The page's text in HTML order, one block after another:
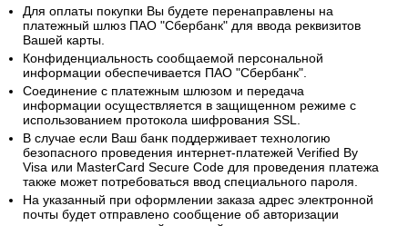
Для оплаты покупки Вы будете перенаправлены на
платежный шлюз ПАО "Сбербанк" для ввода реквизитов
Вашей карты.
Конфиденциальность сообщаемой персональной
информации обеспечивается ПАО "Сбербанк".
Соединение с платежным шлюзом и передача
информации осуществляется в защищенном режиме с
использованием протокола шифрования SSL.
В случае если Ваш банк поддерживает технологию
безопасного проведения интернет-платежей Verified By
Visa или MasterCard Secure Code для проведения платежа